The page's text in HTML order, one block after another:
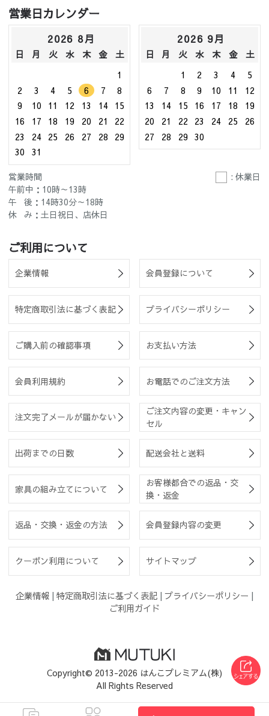
営業日カレンダー
2026 8月
日 月 火 水 木 金
土
1
2
3 4 5 6 7
8
9
10 11 12 13 14
15
16
17 18 19 20 21
22
23
24 25 26 27 28
29
30
31
2026 9月
日 月 火 水 木 金
土
1
2 3 4
5
6
7 8 9 10 11
12
13
14 15 16 17 18
19
20
21 22 23 24 25
26
27
28 29 30
営業時間
: 休業日
午前中：10時～13時
午 後：14時30分～18時
休 み：土日祝日、店休日
ご利用について
企業情報 会員登録について
特定商取引法に基づく表記 プライバシーポリシー
ご購入前の確認事項 お支払い方法
会員利用規約 お電話でのご注文方法
注文完了メールが届かない
ご注文内容の変更・キャン
セル
出荷までの日数 配送会社と送料
家具の組み立てについて
お客様都合での返品・交
換・返金
返品・交換・返金の方法 会員登録内容の変更
クーポン利用について サイトマップ
企業情報 | 特定商取引法に基づく表記 | プライバシーポリシー |
ご利用ガイド
Copyright© 2013-2026 はんこプレミアム(株)
All Rights Reserved